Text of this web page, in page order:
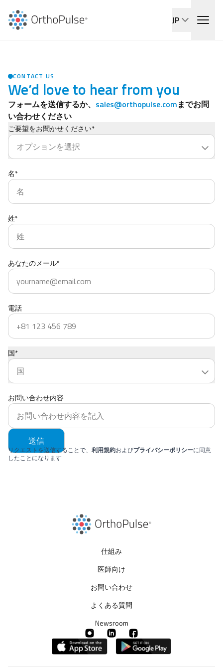
JP
CONTACT US
We’d love to hear from you
フォームを送信するか、 sales@orthopulse.comまでお問
い合わせください
ご要望をお聞かせください*
名*
姓*
あなたのメール*
電話
国*
お問い合わせ内容
送信
リクエストを送信することで、 利用規約およびプライバシーポリシーに同意
したことになります
仕組み
医師向け
お問い合わせ
よくある質問
Newsroom